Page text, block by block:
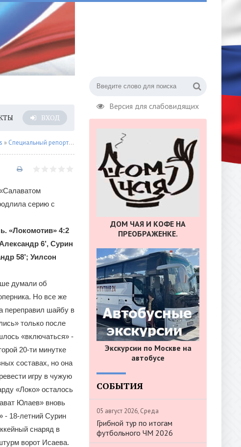
Версия для слабовидящих
ВХОД
» Специальный репортаж » «Локомотив» вышел в финал Кубка Гагарина, а
серию с
«Локомотив» 4:2
6’, Сурин
58’; Уилсон
думали об
Но все же
переправил шайбу в
только после
«включаться» -
20-ти минутке
составах, но она
игру в чужую
«Локо» осталось
Юлаев» вновь
- 18-летний Сурин
снаряд в
ворот Исаева.
ДОМ ЧАЯ И КОФЕ НА
ПРЕОБРАЖЕНКЕ.
Экскурсии по Москве на
автобусе
СОБЫТИЯ
05 август 2026, Среда
Грибной тур по итогам
футбольного ЧМ 2026